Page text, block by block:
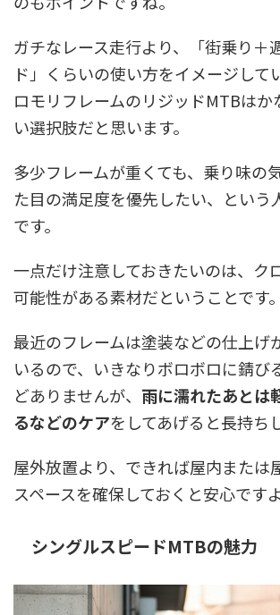
ガチなレース走行より、「街乗り＋
ド」くらいの使い方をイメージして
ロモリフレームのリジッドMTBはか
い選択肢だと思います。
多少フレームが重くても、乗り味の
た目の満足度を優先したい、という
です。
一点だけ注意しておきたいのは、ク
可能性がある素材だということです。
最近のフレームは塗装などの仕上げ
いるので、いきなりボロボロに錆び
どありませんが、 雨に濡れたあとは
るなどのケアをしてあげると長持ち
屋外放置より、できれば屋内または
スペースを確保しておくと安心ですよ
シングルスピードMTBの魅力